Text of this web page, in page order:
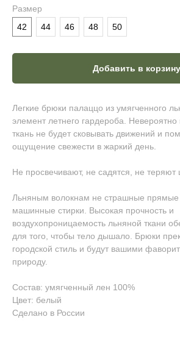
Размер
42
44 46 48 50
Добавить в корзину
Легкие брюки палаццо из умягченного
элемент летнего гардероба.
ткань не будет сковывать движений и
ощущение свежести в жаркий день.
Не просвечивают, не садятся, не теряют
Льняным волокнам не страшные прямые
машинные стирки. Высокая прочность и
воздухопроницаемость льняной ткани
для того, чтобы тело дышало. Брюки
городской стиль и будут вашими
природу.
Состав: умягченный лен 100%
Цвет: белый
Сделано в России